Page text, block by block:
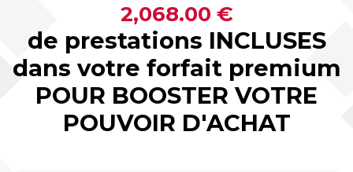
2,068.00 €
de prestations INCLUSES
dans votre forfait premium
POUR BOOSTER VOTRE
POUVOIR D'ACHAT